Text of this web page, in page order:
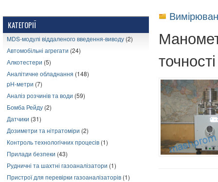
КАТЕГОРІЇ
MDS-модулі віддаленого введення-виводу (2)
Автомобільні агрегати (24)
Алкотестери (5)
Аналітичне обладнання (148)
pH-метри (7)
Аналіз розчинів та води (59)
Бомба Рейду (2)
Датчики (31)
Дозиметри та нітратоміри (2)
Контроль технологічних процесів (1)
Прилади безпеки (43)
Рудничні та шахтні газоаналізатори (1)
Пристрої для перевірки газоаналізаторів (1)